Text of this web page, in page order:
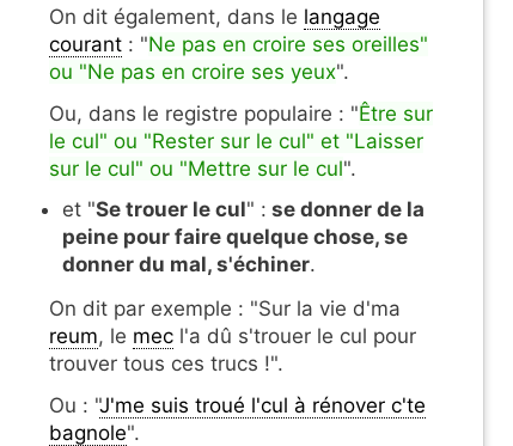
On dit également, dans le langage
courant : "Ne pas en croire ses oreilles"
ou "Ne pas en croire ses yeux".
Ou, dans le registre populaire : "Être sur
le cul" ou "Rester sur le cul" et "Laisser
sur le cul" ou "Mettre sur le cul".
et "Se trouer le cul" : se donner de la
peine pour faire quelque chose, se
donner du mal, s'échiner.
On dit par exemple : "Sur la vie d'ma
reum, le mec l'a dû s'trouer le cul pour
trouver tous ces trucs !".
Ou : "J'me suis troué l'cul à rénover c'te
bagnole".